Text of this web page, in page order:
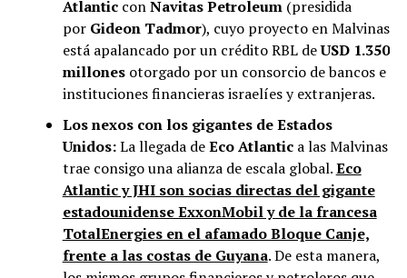
AtlanticconNavitas Petroleum(presidida
por Gideon Tadmor), cuyo proyecto en Malvinas
está apalancado por un crédito RBL deUSD 1.350
millonesotorgado por un consorcio de bancos e
instituciones financieras israelíes y extranjeras.
Los nexos con los gigantes de Estados
Unidos:La llegada deEco Atlantica las Malvinas
trae consigo una alianza de escala global.Eco
Atlantic y JHI son socias directas del gigante
estadounidense ExxonMobil y de la francesa
TotalEnergies en el afamado Bloque Canje,
frente a las costas de Guyana. De esta manera,